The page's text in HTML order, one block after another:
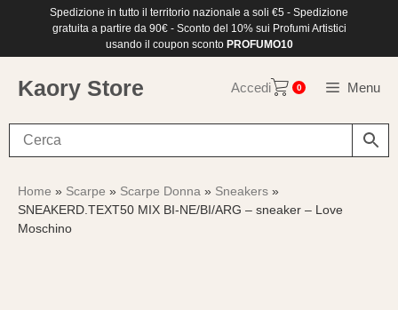
Spedizione in tutto il territorio nazionale a soli €5 - Spedizione
gratuita a partire da 90€ - Sconto del 10% sui Profumi Artistici
usando il coupon sconto PROFUMO10
Kaory Store Menu
Accedi 0
Home » Scarpe » Scarpe Donna » Sneakers »
SNEAKERD.TEXT50 MIX BI-NE/BI/ARG – sneaker – Love
Moschino